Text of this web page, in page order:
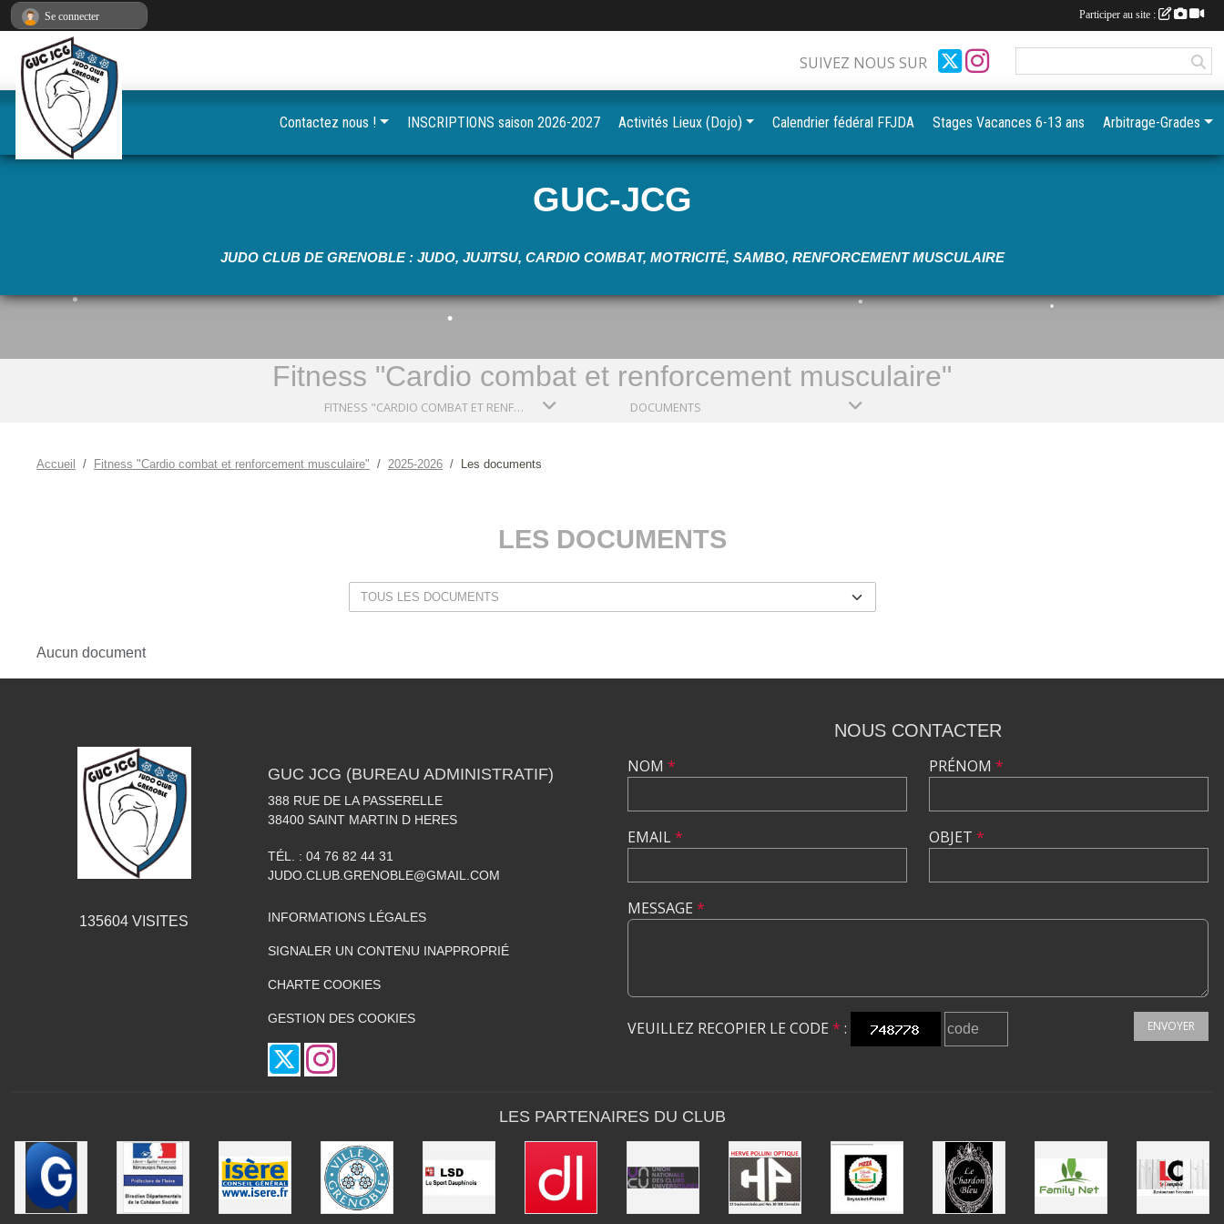
GUC-JCG
JUDO CLUB DE GRENOBLE : JUDO, JUJITSU, CARDIO COMBAT, MOTRICITÉ, SAMBO, RENFORCEMENT MUSCULAIRE
Fitness "Cardio combat et renforcement musculaire"
FITNESS "CARDIO COMBAT ET RENFORCEMENT MUSCULAIRE" DOCUMENTS
Accueil Fitness "Cardio combat et renforcement musculaire" 2025-2026 Les documents
LES DOCUMENTS
Aucun document
SUIVEZ NOUS SUR
Contactez nous ! INSCRIPTIONS saison 2026-2027 Activités Lieux (Dojo) Calendrier fédéral FFJDA Stages Vacances 6-13 ans Arbitrage-Grades
135604 VISITES
GUC JCG (BUREAU ADMINISTRATIF)
388 RUE DE LA PASSERELLE
38400 SAINT MARTIN D HERES
TÉL. : 04 76 82 44 31
JUDO.CLUB.GRENOBLE@GMAIL.COM
INFORMATIONS LÉGALES
SIGNALER UN CONTENU INAPPROPRIÉ
CHARTE COOKIES
GESTION DES COOKIES
NOUS CONTACTER
NOM *
EMAIL*
PRÉNOM *
OBJET *
MESSAGE *
VEUILLEZ RECOPIER LE CODE * : ENVOYER
LES PARTENAIRES DU CLUB
Se connecter Participer au site :
•
•
•
•
•
•
•
•
Panneau de gestion des cookies